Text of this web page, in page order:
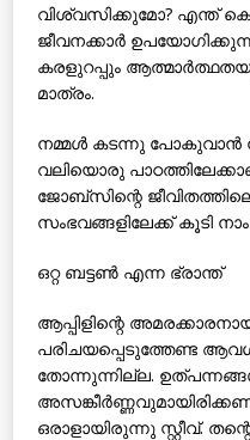
വിശ്വസിക്കുമോ? എന്ത്
ജീവനക്കാര്‍
കരളുറപ്പും
മാത്രം.
നമ്മള്‍ കടന്നു പോകുവാന്‍
വലിയൊരു
ജോബ്‌സിന്റെ
സംഭവങ്ങളിലേക്ക് കൂടി
ഒറ്റ ബട്ടണ്‍ എന്ന ഭ്രാന്ത്
ആപ്പിളിന്റെ
പരിചയപ്പെടുത്തേണ്ട
തോന്നുന്നില്ല.
ഒരാളായിരുന്നു സ്റ്റീവ്.